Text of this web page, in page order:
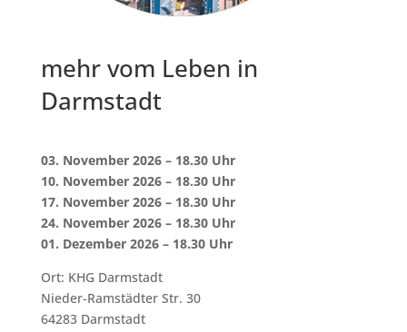
mehr vom Leben in
Darmstadt
03. November 2026 – 18.30 Uhr
10. November 2026 – 18.30 Uhr
17. November 2026 – 18.30 Uhr
24. November 2026 – 18.30 Uhr
01. Dezember 2026 – 18.30 Uhr
Ort: KHG Darmstadt
Nieder-Ramstädter Str. 30
64283 Darmstadt